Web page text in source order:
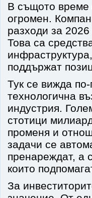
В същото време
огромен.
разходи за
Това са
поддържат
Тук се вижда
технологична
индустрия.
стотици
променя и
задачи се
пренареждат, а
които
За